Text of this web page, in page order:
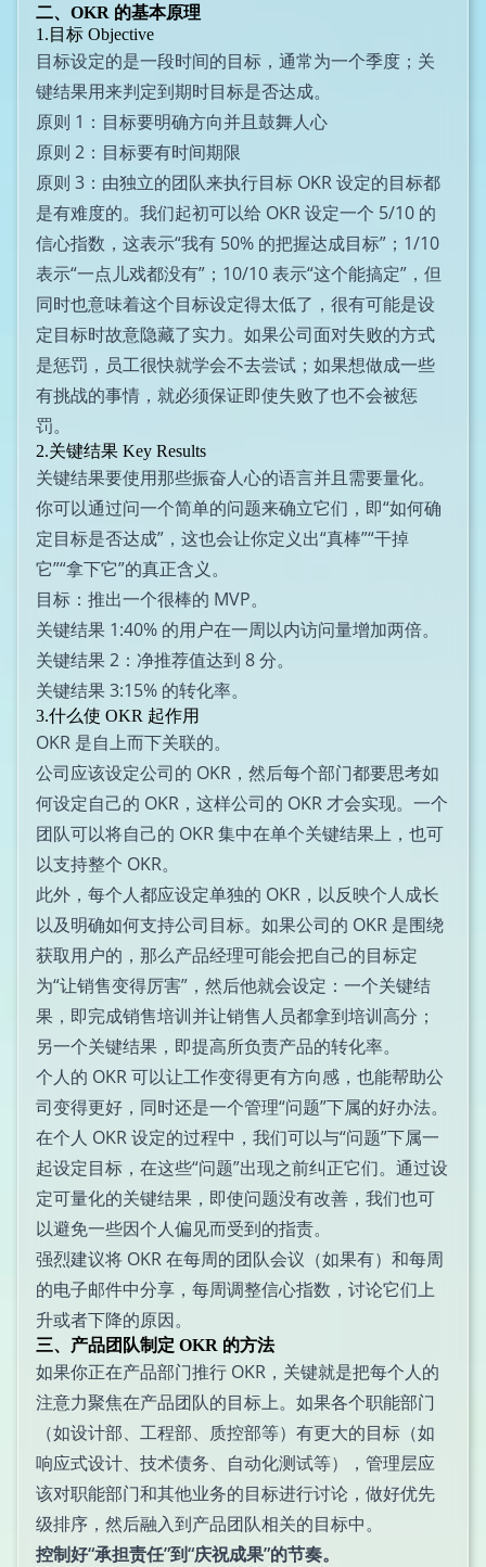
二、OKR 的基本原理
1.目标 Objective
目标设定的是一段时间的目标，通常为一个季度；关
键结果用来判定到期时目标是否达成。
原则 1：目标要明确方向并且鼓舞人心
原则 2：目标要有时间期限
原则 3：由独立的团队来执行目标 OKR 设定的目标都
是有难度的。我们起初可以给 OKR 设定一个 5/10 的
信心指数，这表示“我有 50% 的把握达成目标”；1/10
表示“一点儿戏都没有”；10/10 表示“这个能搞定”，但
同时也意味着这个目标设定得太低了，很有可能是设
定目标时故意隐藏了实力。如果公司面对失败的方式
是惩罚，员工很快就学会不去尝试；如果想做成一些
有挑战的事情，就必须保证即使失败了也不会被惩
罚。
2.关键结果 Key Results
关键结果要使用那些振奋人心的语言并且需要量化。
你可以通过问一个简单的问题来确立它们，即“如何确
定目标是否达成”，这也会让你定义出“真棒”“干掉
它”“拿下它”的真正含义。
目标：推出一个很棒的 MVP。
关键结果 1:40% 的用户在一周以内访问量增加两倍。
关键结果 2：净推荐值达到 8 分。
关键结果 3:15% 的转化率。
3.什么使 OKR 起作用
OKR 是自上而下关联的。
公司应该设定公司的 OKR，然后每个部门都要思考如
何设定自己的 OKR，这样公司的 OKR 才会实现。一个
团队可以将自己的 OKR 集中在单个关键结果上，也可
以支持整个 OKR。
此外，每个人都应设定单独的 OKR，以反映个人成长
以及明确如何支持公司目标。如果公司的 OKR 是围绕
获取用户的，那么产品经理可能会把自己的目标定
为“让销售变得厉害”，然后他就会设定：一个关键结
果，即完成销售培训并让销售人员都拿到培训高分；
另一个关键结果，即提高所负责产品的转化率。
个人的 OKR 可以让工作变得更有方向感，也能帮助公
司变得更好，同时还是一个管理“问题”下属的好办法。
在个人 OKR 设定的过程中，我们可以与“问题”下属一
起设定目标，在这些“问题”出现之前纠正它们。通过设
定可量化的关键结果，即使问题没有改善，我们也可
以避免一些因个人偏见而受到的指责。
强烈建议将 OKR 在每周的团队会议（如果有）和每周
的电子邮件中分享，每周调整信心指数，讨论它们上
升或者下降的原因。
三、产品团队制定 OKR 的方法
如果你正在产品部门推行 OKR，关键就是把每个人的
注意力聚焦在产品团队的目标上。如果各个职能部门
（如设计部、工程部、质控部等）有更大的目标（如
响应式设计、技术债务、自动化测试等），管理层应
该对职能部门和其他业务的目标进行讨论，做好优先
级排序，然后融入到产品团队相关的目标中。
控制好“承担责任”到“庆祝成果”的节奏。